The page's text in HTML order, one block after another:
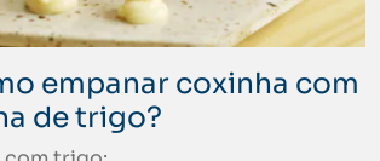
empanar coxinha com
de trigo?